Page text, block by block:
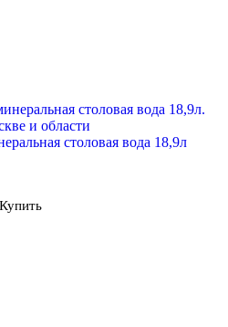
столовая вода 18,9л
Купить